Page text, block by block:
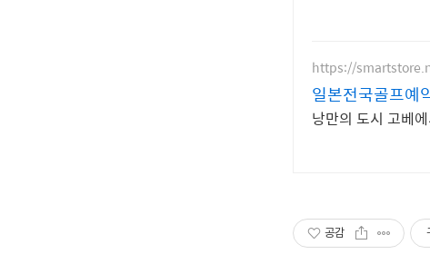
https://
일본전국골프예
낭만의 도시 고베
공감